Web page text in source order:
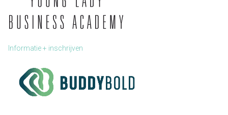
Informatie + inschrijven